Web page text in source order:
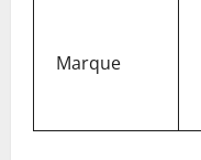
Marque